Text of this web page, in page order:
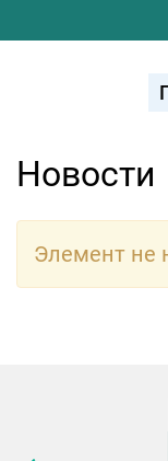
Новости
Элемент не